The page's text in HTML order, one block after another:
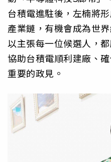
台積電進駐後，左楠將
產業鏈，有機會成為世
以主張每一位候選人，
協助台積電順利建廠、
重要的政見。